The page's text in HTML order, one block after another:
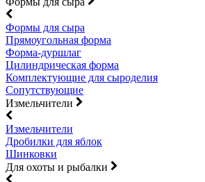
Формы для сыра
Прямоугольная форма
Форма-дуршлаг
Цилиндрическая форма
Комплектующие для сыроделия
Сопутствующие
Измельчители
Измельчители
Дробилки для яблок
Шинковки
Для охоты и рыбалки